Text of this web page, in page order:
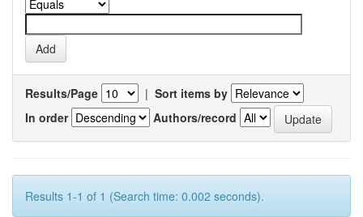
Results/Page | Sort items by
In order
Authors/record
Results 1-1 of 1 (Search time: 0.002 seconds).